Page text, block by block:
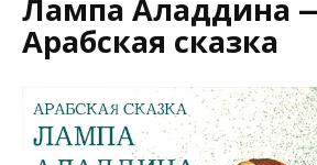
Лампа Аладдина
Арабская сказка